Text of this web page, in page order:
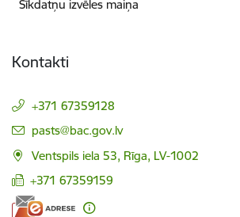
Sīkdatņu izvēles maiņa
Kontakti
+371 67359128
E-pasts:
pasts@bac.gov.lv
Ventspils iela 53, Rīga, LV-1002
+371 67359159